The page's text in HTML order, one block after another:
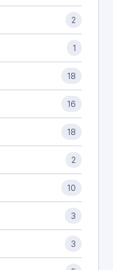
2
1
18
16
18
2
10
3
3